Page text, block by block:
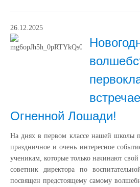
26.12.2025
Огненной Лошади!
На днях в первом классе нашей школы
праздничное и очень интересное
ученикам, которые только начинают
советник директора по
посвящен предстоящему самому